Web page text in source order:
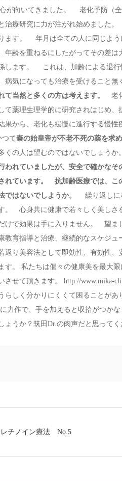
が向いてきました。 老化予防（全
治療研究に力が注がれ始めました
ます。 年月は全ての人に同じよ
年齢を重ねるにしたがってその差
します。 これは、加齢による退
病気になっても治療を受けること
て当然と多くの方は考えます。
老
て薬理生理学的に研究されはじめ
から、老化も緩慢に進行する慢性
て秦の始皇帝が不老不死の薬を求
くの人は望むのではないでしょ
われていましたが、安全で確かな
れています。 抗加齢医療では、こ
ではないでしようか。
繰り返し
。 心身共に健康で若々しく美し
けで効果は手に入りません。 望
教育指導と治療、継続的なスケジ
返り美容法として即効性、有効性
す。 私たちは個々の健康美を最大
させて頂きます。 http://www.mika-
らしく分かりにくくて困ることが
作で、手を加えると収拾がつか
ょうか？筑田Dr.の肉声だと思っ
レチノイン療法 No.5